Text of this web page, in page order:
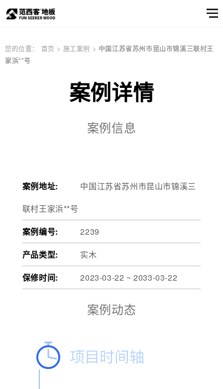
产品选样
服务
窗口
关于
我们
产品选样
范西客风采
关于我们
公司简介
邮件联系我们
您的位置： 首页 > 施工案例 > 中国江苏省苏州市昆山市锦溪三联村王
家浜**号
案例详情
案例信息
案例地址:
中国江苏省苏州市昆山市锦溪三
联村王家浜**号
案例编号:
2239
产品类型:
实木
保修时间:
2023-03-22 ~ 2033-03-22
案例动态